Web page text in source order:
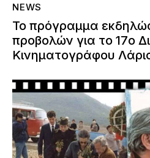
NEWS
Το πρόγραμμα
προβολών για το 17ο
Κινηματογράφου